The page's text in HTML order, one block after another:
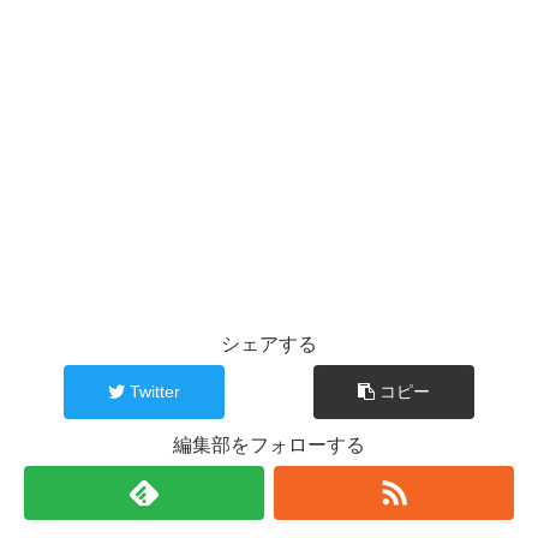
シェアする
Twitter コピー
編集部をフォローする